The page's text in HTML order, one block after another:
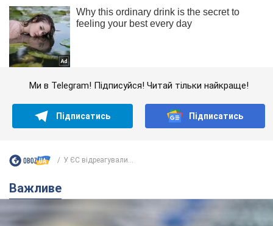
Ми в Telegram! Підписуйся! Читай тільки найкраще!
Підписатись Підписатись
У ЄС відреагували...
Важливе